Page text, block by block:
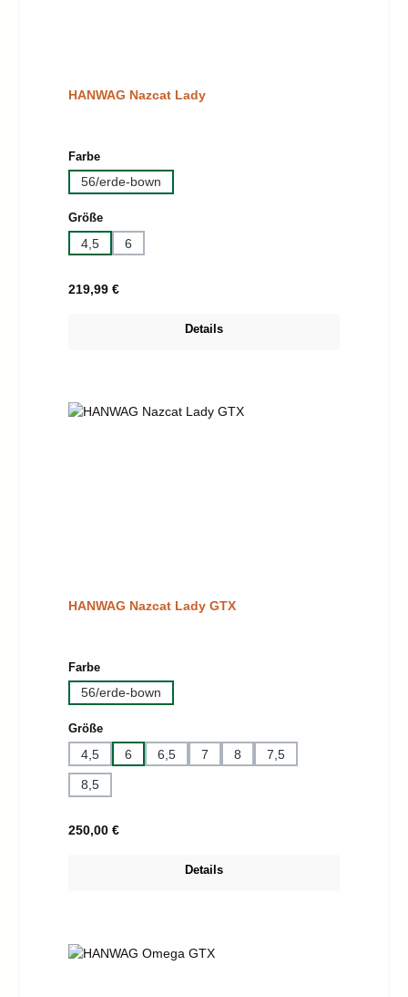
HANWAG Nazcat Lady
Farbeauswählen
56/erde-bown
Größeauswählen
4,5 6
Regulärer Preis:
219,99 €
Details
HANWAG Nazcat Lady GTX
Farbeauswählen
56/erde-bown
Größeauswählen
4,5 6 6,5 7 8 7,5
8,5
Regulärer Preis:
250,00 €
Details